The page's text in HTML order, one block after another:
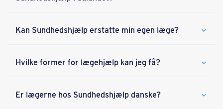
Kan Sundhedshjælp erstatte min egen læge?
Hvilke former for lægehjælp kan jeg få?
Er lægerne hos Sundhedshjælp danske?